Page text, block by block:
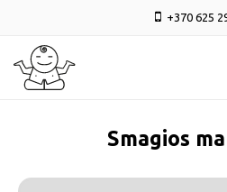
+370 625
smagios